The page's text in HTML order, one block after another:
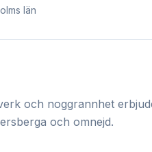
län
och noggrannhet
och omnejd.